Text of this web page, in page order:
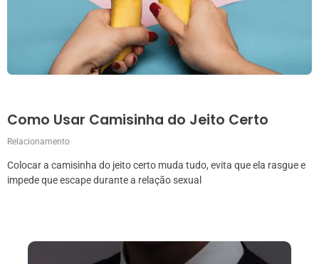
Como Usar Camisinha do Jeito Certo
Relacionamento
Colocar a camisinha do jeito certo muda tudo, evita que ela rasgue e
impede que escape durante a relação sexual